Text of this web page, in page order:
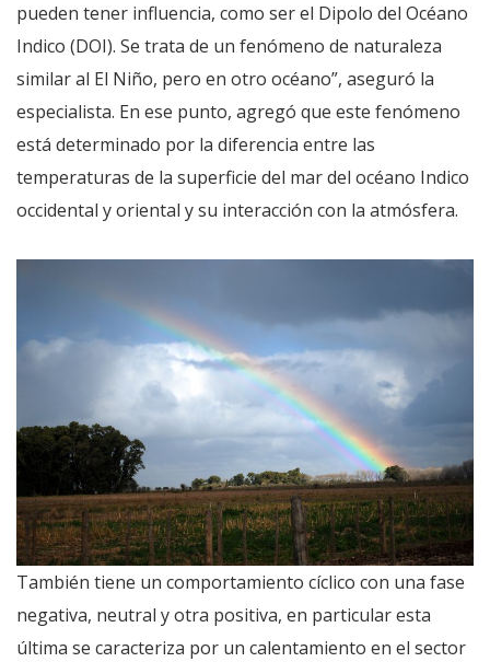
pueden tener influencia, como ser el Dipolo del Océano
Indico (DOI). Se trata de un fenómeno de naturaleza
similar al El Niño, pero en otro océano”, aseguró la
especialista. En ese punto, agregó que este fenómeno
está determinado por la diferencia entre las
temperaturas de la superficie del mar del océano Indico
occidental y oriental y su interacción con la atmósfera.
También tiene un comportamiento cíclico con una fase
negativa, neutral y otra positiva, en particular esta
última se caracteriza por un calentamiento en el sector